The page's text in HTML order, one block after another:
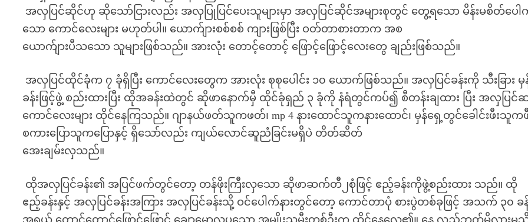
အလှပြင်ဆိုင်ဟု ဆိုသော်ငြားလည်း အလှပြုပြင်ပေးသူများမှာ အလှပြင်ဆိုင်အများစုတွင် တွေ့ရသော မိန်းမစိတ်ပေါ
သော ကောင်လေးများ မဟုတ်ပါ။ ယောက်ျားစစ်စစ် ကျားဖြစ်ပြီး ဝတ်တာစားတာက အစ
ယောက်ျားပီသသော သူများဖြစ်သည်။ အားလုံး တောင့်တောင့် ဖြောင့်ဖြောင့်လေးတွေ ချည်းဖြစ်သည်။
အလှပြင်ထိုင်ခုံက ၇ ခုံရှိပြီး ကောင်လေးတွေက အားလုံး စုစုပေါင်း ၁၀ ယောက်ဖြစ်သည်။ အလှပြင်ခန်းကို သီးခြား
ခန်းဖြင့်ဖွဲ့ စည်းထားပြီး ထိုအခန်းထဲတွင် ဆိုဖာနောက်မှီ ထိုင်ခုံရှည် ၃ ခုံကို နံရံတွင်ကပ်၍ စီတန်းချထား ပြီး အလှပြင်
ကောင်လေးများ ထိုင်နေကြသည်။ ဂျာနယ်ဖတ်သူကဖတ်၊ mp 4 နားထောင်သူကနားထောင်၊ မှန်ရှေ့တွင်ခေါင်းဖီးသူကဖီ
စကားပြောသူကပြောနှင့် ရှိသော်လည်း ကျယ်လောင်ဆူညံခြင်းမရှိပဲ တိတ်ဆိတ်
အေးချမ်းလှသည်။
ထိုအလှပြင်ခန်း၏ အပြင်ဖက်တွင်တော့ တန်ဖိုးကြီးလှသော ဆိုဖာဆက်တီ၂စုံဖြင့် ဧည့်ခန်းကိုဖွဲ့စည်းထား သည်။ ထို
ဧည့်ခန်းနှင့် အလှပြင်ခန်းအကြား အလှပြင်ခန်းသို့ ဝင်ပေါက်နားတွင်တော့ ကောင်တာပုံ စားပွဲတစ်ခုဖြင့် အသက် ၃၀ ခ
အရွယ် တောင့်တောင့်ဖြောင့်ဖြောင့် ချောမောလှပသော အမျိုးသမီးတစ်ဦးက ထိုင်နေလေ၏။ နေ့ လည်ဘက်မို့လားမ